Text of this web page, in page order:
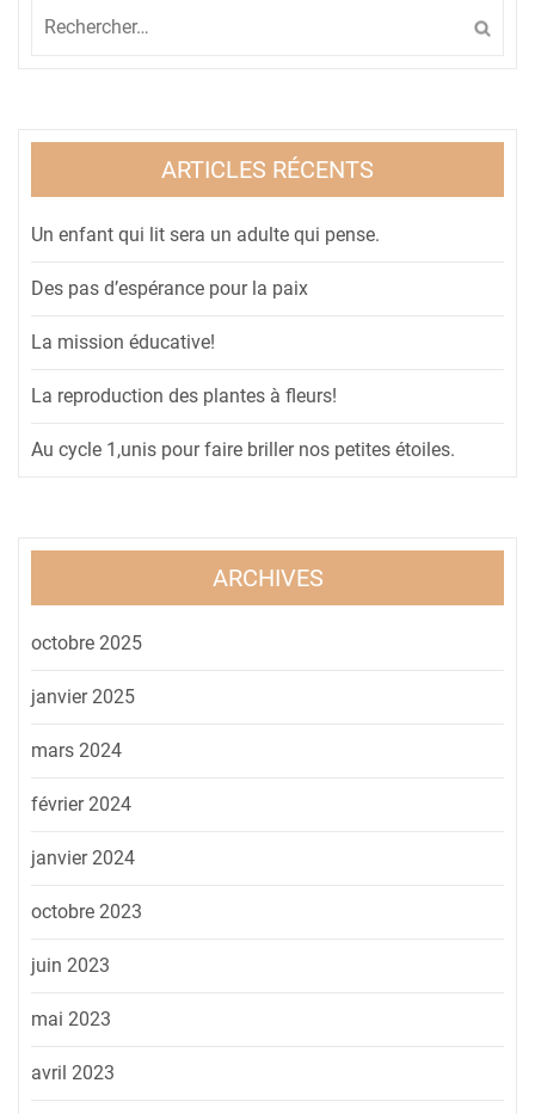
ARTICLES RÉCENTS
Un enfant qui lit sera un adulte qui pense.
Des pas d’espérance pour la paix
La mission éducative!
La reproduction des plantes à fleurs!
Au cycle 1,unis pour faire briller nos petites étoiles.
ARCHIVES
octobre 2025
janvier 2025
mars 2024
février 2024
janvier 2024
octobre 2023
juin 2023
mai 2023
avril 2023